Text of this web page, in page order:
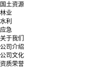
国土资源
林业
水利
应急
关于我们
公司介绍
公司文化
资质荣誉